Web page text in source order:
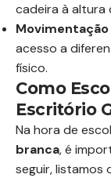
cadeira à altura
Movimentação
acesso a
físico.
Como
Escritório
Na hora de
branca, é
seguir, listamos